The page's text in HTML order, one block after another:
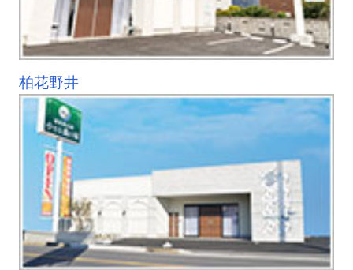
柏花野井